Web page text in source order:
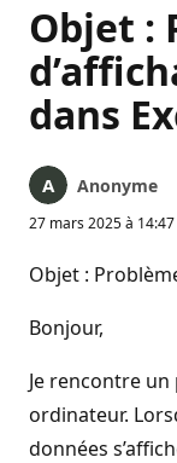
Objet :
dans
Anonyme
27 mars 2025 à 14:47
Objet :
Bonjour,
Je rencontre
ordinateur.
données